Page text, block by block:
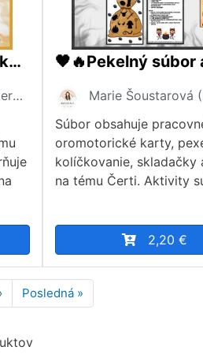
🔥Čerti, oromotorické karty🔥
Marie Šoustarová (Materiály dětem)
Súbor obsahuje
oromotorické karty,
kolíčkovanie, skladačky
na tému Čerti. Aktivity
2,20 €
Ďalšia
strana
Posledná »
strana